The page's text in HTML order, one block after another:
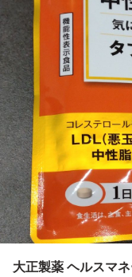
大正製薬 ヘルスマ